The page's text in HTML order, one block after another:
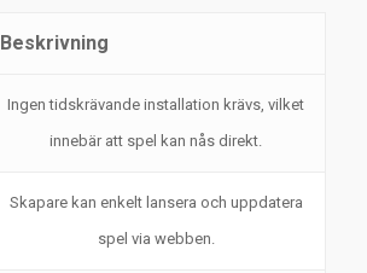
Beskrivning
Ingen tidskrävande installation krävs, vilket
innebär att spel kan nås direkt.
Skapare kan enkelt lansera och uppdatera
spel via webben.